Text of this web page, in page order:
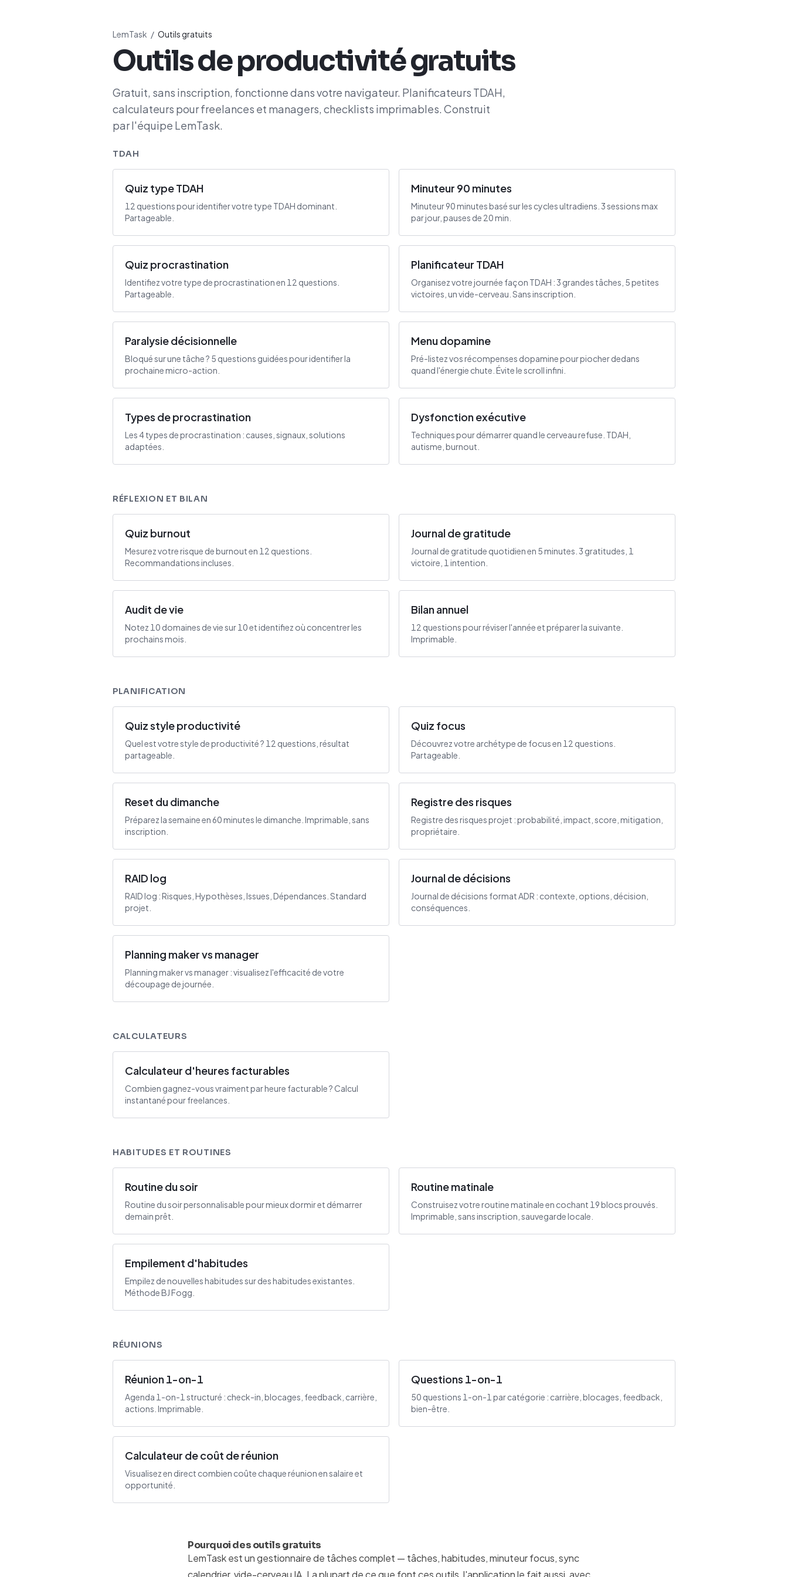
LemTask / Outils gratuits
Outils de productivité gratuits
Gratuit, sans inscription, fonctionne dans votre navigateur. Planificateurs TDAH,
calculateurs pour freelances et managers, checklists imprimables. Construit
par l'équipe LemTask.
TDAH
Quiz type TDAH
12 questions pour identifier votre type TDAH dominant.
Partageable.
Minuteur 90 minutes
Minuteur 90 minutes basé sur les cycles ultradiens. 3 sessions max
par jour, pauses de 20 min.
Quiz procrastination
Identifiez votre type de procrastination en 12 questions.
Partageable.
Planificateur TDAH
Organisez votre journée façon TDAH : 3 grandes tâches, 5 petites
victoires, un vide-cerveau. Sans inscription.
Paralysie décisionnelle
Bloqué sur une tâche ? 5 questions guidées pour identifier la
prochaine micro-action.
Menu dopamine
Pré-listez vos récompenses dopamine pour piocher dedans
quand l'énergie chute. Évite le scroll infini.
Types de procrastination
Les 4 types de procrastination : causes, signaux, solutions
adaptées.
Dysfonction exécutive
Techniques pour démarrer quand le cerveau refuse. TDAH,
autisme, burnout.
RÉFLEXION ET BILAN
Quiz burnout
Mesurez votre risque de burnout en 12 questions.
Recommandations incluses.
Journal de gratitude
Journal de gratitude quotidien en 5 minutes. 3 gratitudes, 1
victoire, 1 intention.
Audit de vie
Notez 10 domaines de vie sur 10 et identifiez où concentrer les
prochains mois.
Bilan annuel
12 questions pour réviser l'année et préparer la suivante.
Imprimable.
PLANIFICATION
Quiz style productivité
Quel est votre style de productivité ? 12 questions, résultat
partageable.
Quiz focus
Découvrez votre archétype de focus en 12 questions.
Partageable.
Reset du dimanche
Préparez la semaine en 60 minutes le dimanche. Imprimable, sans
inscription.
Registre des risques
Registre des risques projet : probabilité, impact, score, mitigation,
propriétaire.
RAID log
RAID log : Risques, Hypothèses, Issues, Dépendances. Standard
projet.
Journal de décisions
Journal de décisions format ADR : contexte, options, décision,
conséquences.
Planning maker vs manager
Planning maker vs manager : visualisez l'efficacité de votre
découpage de journée.
CALCULATEURS
Calculateur d'heures facturables
Combien gagnez-vous vraiment par heure facturable ? Calcul
instantané pour freelances.
HABITUDES ET ROUTINES
Routine du soir
Routine du soir personnalisable pour mieux dormir et démarrer
demain prêt.
Routine matinale
Construisez votre routine matinale en cochant 19 blocs prouvés.
Imprimable, sans inscription, sauvegarde locale.
Empilement d'habitudes
Empilez de nouvelles habitudes sur des habitudes existantes.
Méthode BJ Fogg.
RÉUNIONS
Réunion 1-on-1
Agenda 1-on-1 structuré : check-in, blocages, feedback, carrière,
actions. Imprimable.
Questions 1-on-1
50 questions 1-on-1 par catégorie : carrière, blocages, feedback,
bien-être.
Calculateur de coût de réunion
Visualisez en direct combien coûte chaque réunion en salaire et
opportunité.
Pourquoi des outils gratuits
LemTask est un gestionnaire de tâches complet — tâches, habitudes, minuteur focus, sync
calendrier, vide-cerveau IA. La plupart de ce que font ces outils, l'application le fait aussi, avec